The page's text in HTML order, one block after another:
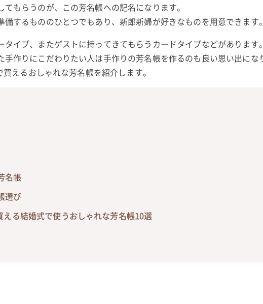
もらうのが、この芳名帳への記名になります。
するもののひとつでもあり、新郎新婦が好きなものを用意できます。
イプ、またゲストに持ってきてもらうカードタイプなどがあります。
作りにこだわりたい人は手作りの芳名帳を作るのも良い思い出にな
えるおしゃれな芳名帳を紹介します。
名帳
選び
る結婚式で使うおしゃれな芳名帳10選